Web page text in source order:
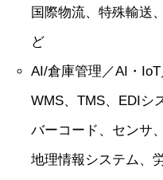
国際物流、特殊輸送
ど
AI/倉庫管理／AI・
WMS、TMS、EDIシ
バーコード、センサ
地理情報システム、